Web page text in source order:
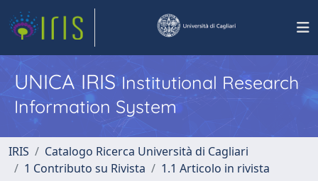
UNICA IRISInstitutional Research
Information System
IRIS
Catalogo Ricerca Università di Cagliari
1 Contributo su Rivista
1.1 Articolo in rivista